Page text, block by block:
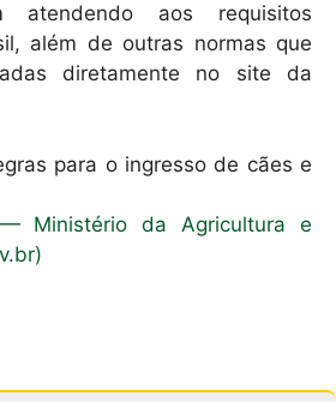
atendendo aos requisitos
além de outras normas que
diretamente no site da
para o ingresso de cães e
Ministério da Agricultura e